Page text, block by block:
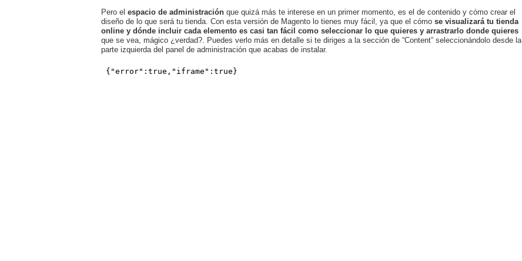
Pero el espacio de administración que quizá más te interese en un primer momento, es el de contenido y cómo crear el
diseño de lo que será tu tienda. Con esta versión de Magento lo tienes muy fácil, ya que el cómo se visualizará tu tienda
online y dónde incluir cada elemento es casi tan fácil como seleccionar lo que quieres y arrastrarlo donde quieres
que se vea, mágico ¿verdad?. Puedes verlo más en detalle si te diriges a la sección de “Content” seleccionándolo desde la
parte izquierda del panel de administración que acabas de instalar.